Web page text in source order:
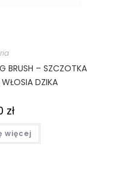
BRUSH – SZCZOTKA
DZIKA
zł
więcej